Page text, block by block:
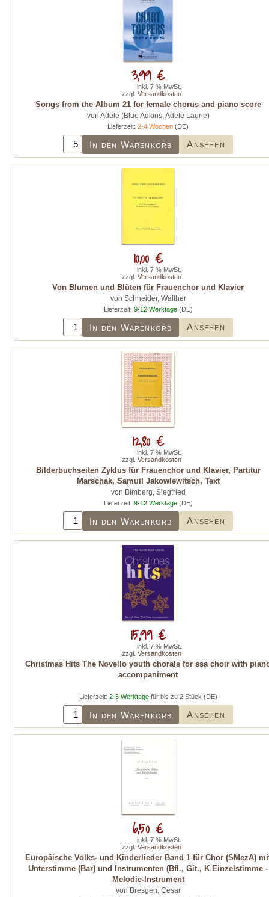
Songs from the Album 21 for female chorus and piano score
von Adele (Blue Adkins, Adele Laurie)
Lieferzeit: 2-4 Wochen (DE)
In den Warenkorb Ansehen
3,99 €
inkl. 7 % MwSt.
zzgl. Versandkosten
Von Blumen und Blüten für Frauenchor und Klavier
von Schneider, Walther
Lieferzeit: 9-12 Werktage(DE)
In den Warenkorb Ansehen
10,00 €
inkl. 7 % MwSt.
zzgl. Versandkosten
Bilderbuchseiten Zyklus für Frauenchor und Klavier, Partitur
Marschak, Samuil Jakowlewitsch, Text
von Bimberg, Siegfried
Lieferzeit: 9-12 Werktage(DE)
In den Warenkorb Ansehen
12,80 €
inkl. 7 % MwSt.
zzgl. Versandkosten
Christmas Hits The Novello youth chorals for ssa choir with
accompaniment
Lieferzeit: 2-5 Werktagefür bis zu 2 Stück (DE)
In den Warenkorb Ansehen
15,99 €
inkl. 7 % MwSt.
zzgl. Versandkosten
Europäische Volks- und Kinderlieder Band 1 für Chor (SMezA)
Unterstimme (Bar) und Instrumenten (Bfl., Git., K Einzelstimme -
Melodie-Instrument
von Bresgen, Cesar
6,50 €
inkl. 7 % MwSt.
zzgl. Versandkosten